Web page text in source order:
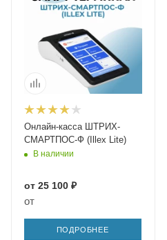
Онлайн-касса ШТРИХ-
СМАРТПОС-Ф (Illex Lite)
В наличии
от 25 100 ₽
от
ПОДРОБНЕЕ